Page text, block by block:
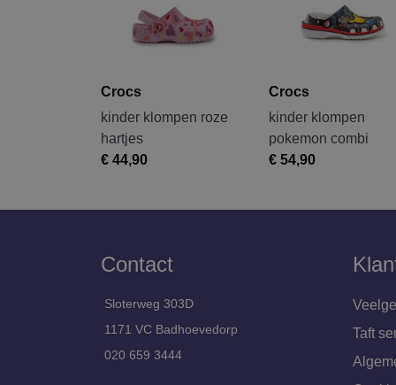
Crocs
kinder klompen roze
hartjes
€ 44,90
Crocs
kinder klompen
pokemon combi
€ 54,90
Contact
Sloterweg 303D
1171 VC Badhoevedorp
020 659 3444
Taft